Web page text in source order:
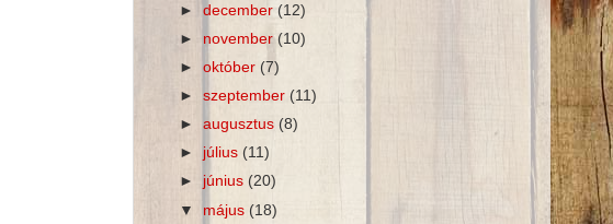
►december(12)
► november (10)
►október (7)
►szeptember(11)
►augusztus (8)
► július(11)
► június(20)
▼ május (18)